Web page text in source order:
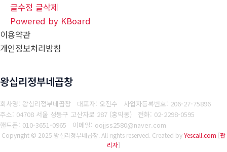
글수정 글삭제
Powered by KBoard
이용약관
개인정보처리방침
왕십리정부네곱창
회사명: 왕십리정부네곱창 대표자: 오진수 사업자등록번호: 206-27-75896
주소: 04708 서울 성동구 고산자로 287 (홍익동) 전화: 02-2298-0595
핸드폰: 010-3651-0965
이메일: oojjss2580@naver.com
Copyright © 2025 왕십리정부네곱창. All rights reserved. Created byYescall.com [관
리자]